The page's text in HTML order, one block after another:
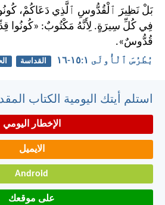
بَلْ نَظِيرَ ٱلْقُدُّوسِ ٱلَّذِي دَعَاكُمْ،
فِي كُلِّ سِيرَةٍ. لِأَنَّهُ مَكْتُوبٌ: «كُونُوا
قُدُّوسٌ».
بُطْرُسَ ٱلْأُولَى ١:‏١٥-‏١٦ القداسة
استلم أيتك اليومية الكتاب
الإخطار اليومي
الايميل
Android
على موقعك